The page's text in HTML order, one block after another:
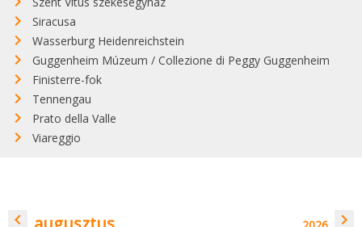
Siracusa
Wasserburg Heidenreichstein
Guggenheim Múzeum / Collezione di Peggy Guggenheim
Finisterre-fok
Tennengau
Prato della Valle
Viareggio
navigate_before navigate_next